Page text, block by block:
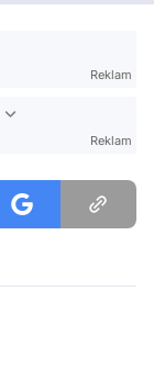
Reklam
Reklam